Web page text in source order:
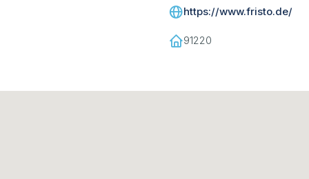
https://www.fristo.de/
91220